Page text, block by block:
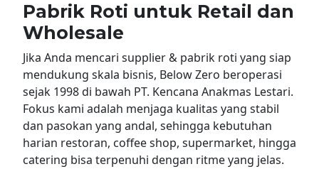
Pabrik Roti untuk Retail dan
Wholesale
Jika Anda mencari supplier & pabrik roti yang siap
mendukung skala bisnis, Below Zero beroperasi
sejak 1998 di bawah PT. Kencana Anakmas Lestari.
Fokus kami adalah menjaga kualitas yang stabil
dan pasokan yang andal, sehingga kebutuhan
harian restoran, coffee shop, supermarket, hingga
catering bisa terpenuhi dengan ritme yang jelas.